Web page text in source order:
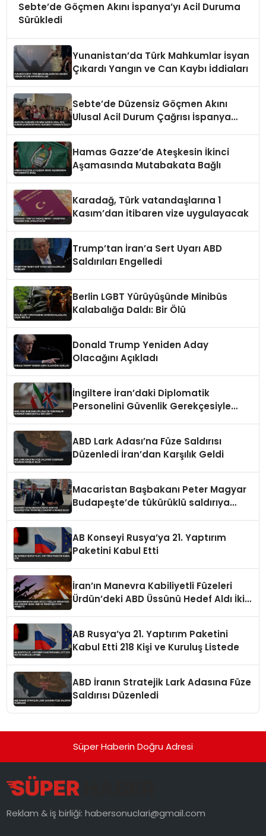
Sebte’de Göçmen Akını İspanya’yı Acil Duruma
Sürükledi
Yunanistan’da Türk Mahkumlar İsyan
Çıkardı Yangın ve Can Kaybı İddiaları
Sebte’de Düzensiz Göçmen Akını
Ulusal Acil Durum Çağrısı İspanya
Hamas Gazze’de Ateşkesin İkinci
Aşamasında Mutabakata Bağlı
Karadağ, Türk vatandaşlarına 1
Kasım’dan itibaren vize uygulayacak
Trump’tan İran’a Sert Uyarı ABD
Saldırıları Engelledi
Berlin LGBT Yürüyüşünde Minibüs
Kalabalığa Daldı: Bir Ölü
Donald Trump Yeniden Aday
Olacağını Açıkladı
İngiltere İran’daki Diplomatik
Personelini Güvenlik Gerekçesiyle
ABD Lark Adası’na Füze Saldırısı
Düzenledi İran’dan Karşılık Geldi
Macaristan Başbakanı Peter Magyar
Budapeşte’de tükürüklü saldırıya
AB Konseyi Rusya’ya 21. Yaptırım
Paketini Kabul Etti
İran’ın Manevra Kabiliyetli Füzeleri
Ürdün’deki ABD Üssünü Hedef Aldı İki
AB Rusya’ya 21. Yaptırım Paketini
Kabul Etti 218 Kişi ve Kuruluş Listede
ABD İranın Stratejik Lark Adasına Füze
Saldırısı Düzenledi
Süper Haberin Doğru Adresi
Reklam & iş birliği:habersonuclari@gmail.com